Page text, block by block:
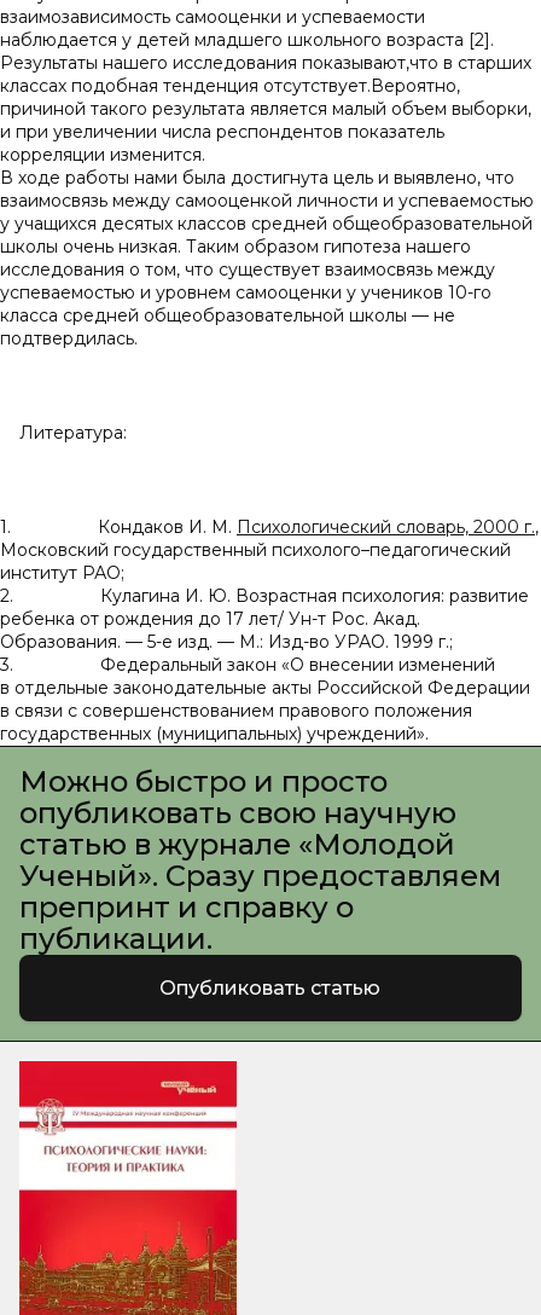
взаимозависимость самооценки и успеваемости
наблюдается у детей младшего школьного возраста [2].
Результаты нашего исследования показывают,что в старших
классах подобная тенденция отсутствует.Вероятно,
причиной такого результата является малый объем выборки,
и при увеличении числа респондентов показатель
корреляции изменится.
В ходе работы нами была достигнута цель и выявлено, что
взаимосвязь между самооценкой личности и успеваемостью
у учащихся десятых классов средней общеобразовательной
школы очень низкая. Таким образом гипотеза нашего
исследования о том, что существует взаимосвязь между
успеваемостью и уровнем самооценки у учеников 10-го
класса средней общеобразовательной школы — не
подтвердилась.
Литература:
1. Кондаков И. М. Психологический словарь, 2000 г.,
Московский государственный психолого–педагогический
институт РАО;
2. Кулагина И. Ю. Возрастная психология: развитие
ребенка от рождения до 17 лет/ Ун-т Рос. Акад.
Образования. — 5-е изд. — М.: Изд-во УРАО. 1999 г.;
3. Федеральный закон «О внесении изменений
в отдельные законодательные акты Российской Федерации
в связи с совершенствованием правового положения
государственных (муниципальных) учреждений».
Можно быстро и просто
опубликовать свою научную
статью в журнале «Молодой
Ученый». Сразу предоставляем
препринт и справку о
публикации.
Опубликовать статью